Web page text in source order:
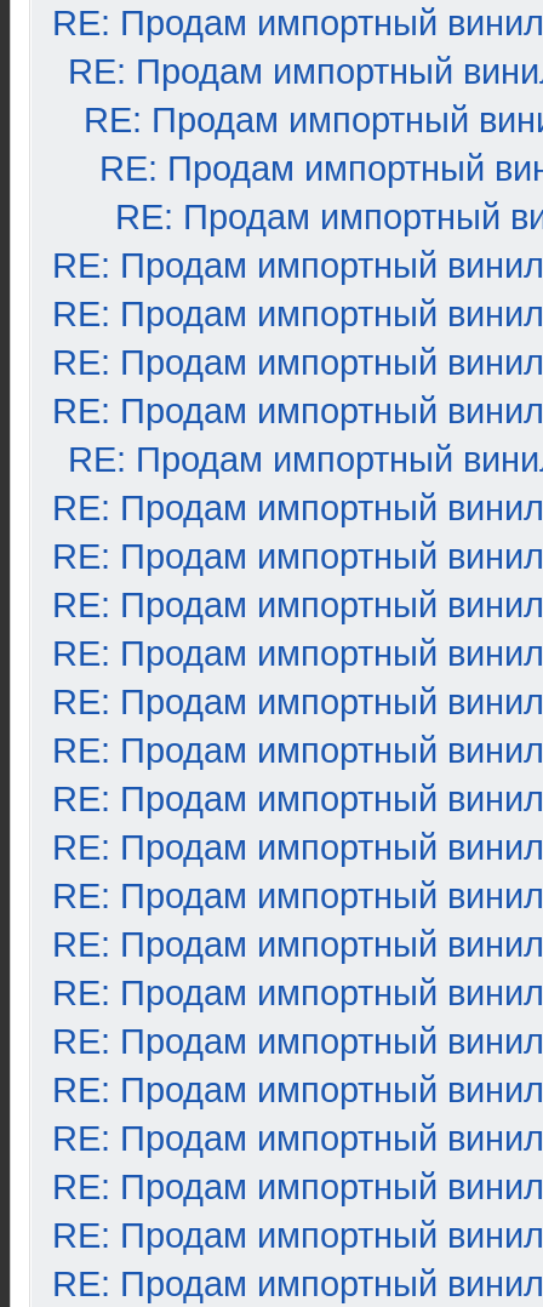
RE: Продам импортный винил
RE: Продам импортный
RE: Продам импортный
RE: Продам импортный
RE: Продам импортный
RE: Продам импортный винил
RE: Продам импортный винил
RE: Продам импортный винил
RE: Продам импортный винил
RE: Продам импортный
RE: Продам импортный винил
RE: Продам импортный винил
RE: Продам импортный винил
RE: Продам импортный винил
RE: Продам импортный винил
RE: Продам импортный винил
RE: Продам импортный винил
RE: Продам импортный винил
RE: Продам импортный винил
RE: Продам импортный винил
RE: Продам импортный винил
RE: Продам импортный винил
RE: Продам импортный винил
RE: Продам импортный винил
RE: Продам импортный винил
RE: Продам импортный винил
RE: Продам импортный винил